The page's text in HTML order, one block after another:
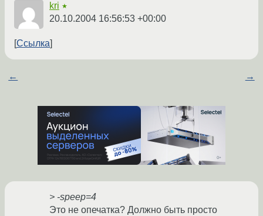
kri ★
20.10.2004 16:56:53 +00:00
Ссылка
← →
> -speep=4
Это не опечатка? Должно быть просто